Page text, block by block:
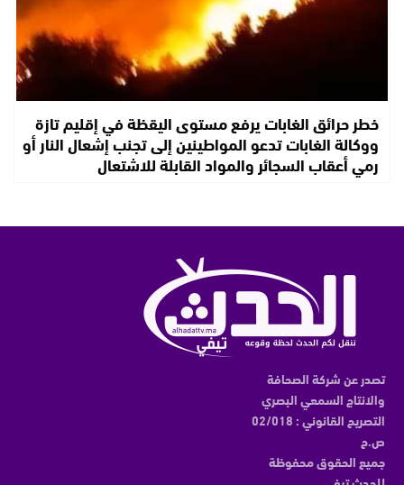
خطر حرائق الغابات يرفع مستوى اليقظة في إقليم تازة
ووكالة الغابات تدعو المواطينين إلى تجنب إشعال النار أو
رمي أعقاب السجائر والمواد القابلة للاشتعال
تصدر عن شركة الصحافة
والانتاج السمعي البصري
التصريح القانوني : 02/018
ص.ح
جميع الحقوق محفوظة